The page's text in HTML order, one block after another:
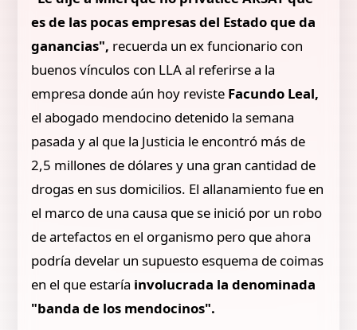
es de las pocas empresas del Estado que da
ganancias", recuerda un ex funcionario con
buenos vínculos con LLA al referirse a la
empresa donde aún hoy reviste Facundo Leal,
el abogado mendocino detenido la semana
pasada y al que la Justicia le encontró más de
2,5 millones de dólares y una gran cantidad de
drogas en sus domicilios. El allanamiento fue en
el marco de una causa que se inició por un robo
de artefactos en el organismo pero que ahora
podría develar un supuesto esquema de coimas
en el que estaría involucrada la denominada
"banda de los mendocinos".